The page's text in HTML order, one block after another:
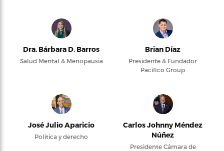
Dra. Bárbara D. Barros
Salud Mental & Menopausia
Brian Díaz
Presidente & Fundador
Pacifico Group
José Julio Aparicio
Política y derecho
Carlos Johnny Méndez
Núñez
Presidente Cámara de